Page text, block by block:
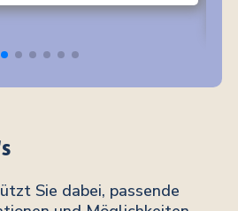
Sie dabei, passende